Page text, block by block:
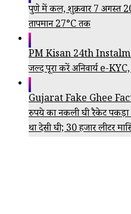
पुणे में कल, शुक्रवार 7 अगस्त
तापमान 27°C तक
PM Kisan 24th
जल्द पूरा करें अनिवार्य e-
Gujarat Fake Ghee
रुपये का नकली घी रैकेट
था देसी घी; 30 हजार लीटर